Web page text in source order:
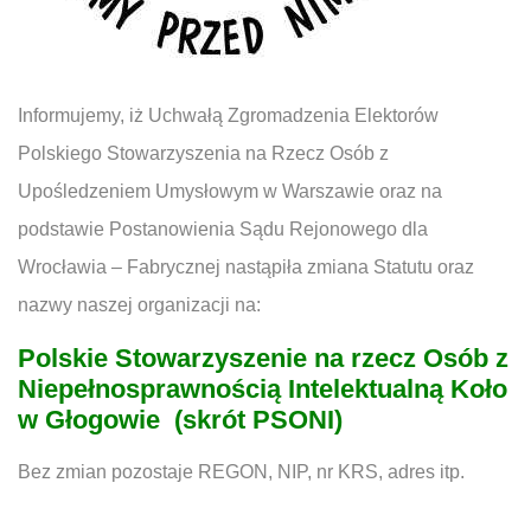
Informujemy, iż Uchwałą Zgromadzenia Elektorów
Polskiego Stowarzyszenia na Rzecz Osób z
Upośledzeniem Umysłowym w Warszawie oraz na
podstawie Postanowienia Sądu Rejonowego dla
Wrocławia – Fabrycznej nastąpiła zmiana Statutu oraz
nazwy naszej organizacji na:
Polskie Stowarzyszenie na rzecz Osób z
Niepełnosprawnością Intelektualną Koło
w Głogowie (skrót PSONI)
Bez zmian pozostaje REGON, NIP, nr KRS, adres itp.